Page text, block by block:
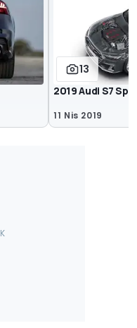
13
2019 Audi S7
11 Nis 2019